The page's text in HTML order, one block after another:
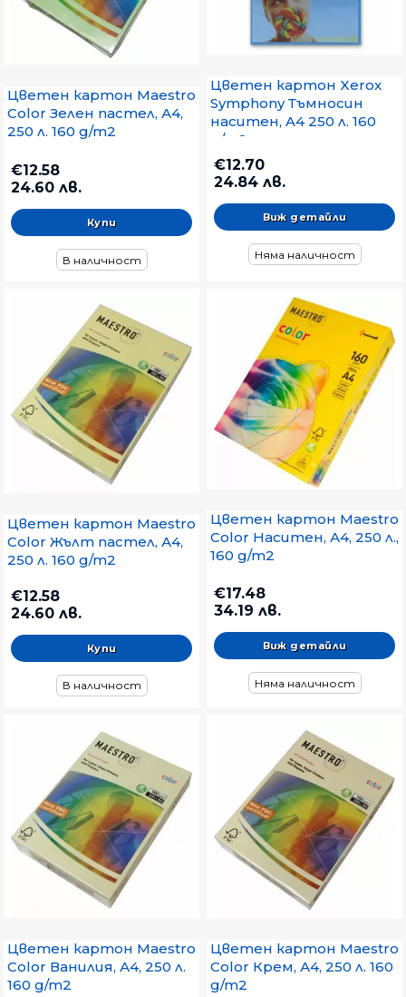
Цветен картон Maestro
Color Зелен пастел, А4,
250 л. 160 g/m2
€12.58
24.60 лв.
В наличност
Цветен картон Xerox
Symphony Тъмносин
наситен, A4 250 л. 160
g/m2
€12.70
24.84 лв.
Виж детайли
Няма наличност
Цветен картон Maestro
Color Жълт пастел, А4,
250 л. 160 g/m2
€12.58
24.60 лв.
В наличност
Цветен картон Maestro
Color Наситен, А4, 250 л.,
160 g/m2
€17.48
34.19 лв.
Виж детайли
Няма наличност
Цветен картон Maestro
Color Ванилия, А4, 250 л.
160 g/m2
Цветен картон Maestro
Color Крем, А4, 250 л. 160
g/m2